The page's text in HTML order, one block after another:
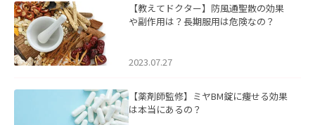
【教えてドクター】防風通聖散の効果
や副作用は？長期服用は危険なの？
2023.07.27
【薬剤師監修】ミヤBM錠に痩せる効果
は本当にあるの？